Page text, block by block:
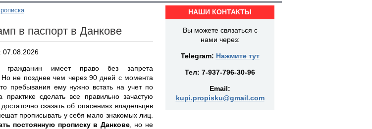
в паспорт в Данкове
07.08.2026
имеет право без запрета
не позднее чем через 90 дней с момента
пребывания ему нужно встать на учет по
практике сделать все правильно зачастую
сказать об опасениях владельцев
прописывать у себя мало знакомых лиц.
постоянную прописку в Данкове, но не
НАШИ КОНТАКТЫ
Вы можете связаться с
нами через:
Telegram: Нажмите тут
Тел: 7-937-796-30-96
Email:
kupi.propisku@gmail.com